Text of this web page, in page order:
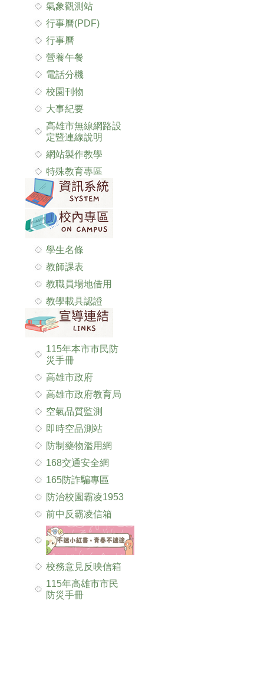
氣象觀測站
行事曆(PDF)
行事曆
營養午餐
電話分機
校園刊物
大事紀要
高雄市無線網路設
定暨連線說明
網站製作教學
特殊教育專區
學生名條
教師課表
教職員場地借用
教學載具認證
115年本市市民防
災手冊
高雄市政府
高雄市政府教育局
空氣品質監測
即時空品測站
防制藥物濫用網
168交通安全網
165防詐騙專區
防治校園霸凌1953
前中反霸凌信箱
校務意見反映信箱
115年高雄市市民
防災手冊